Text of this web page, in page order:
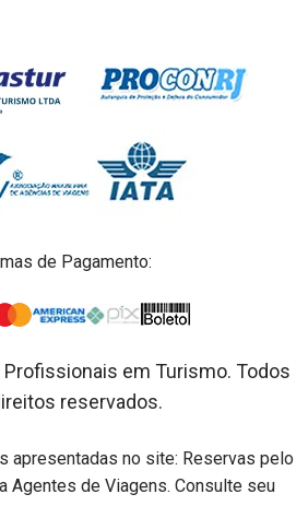
de Pagamento:
em Turismo. Todos
reservados.
apresentadas no site: Reservas pelo
Agentes de Viagens. Consulte seu